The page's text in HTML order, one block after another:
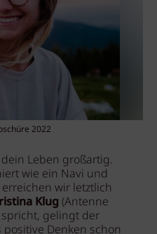
2022
Leben großartig.
wie ein Navi und
wir letztlich
Klug (Antenne
spricht, gelingt der
Denken schon